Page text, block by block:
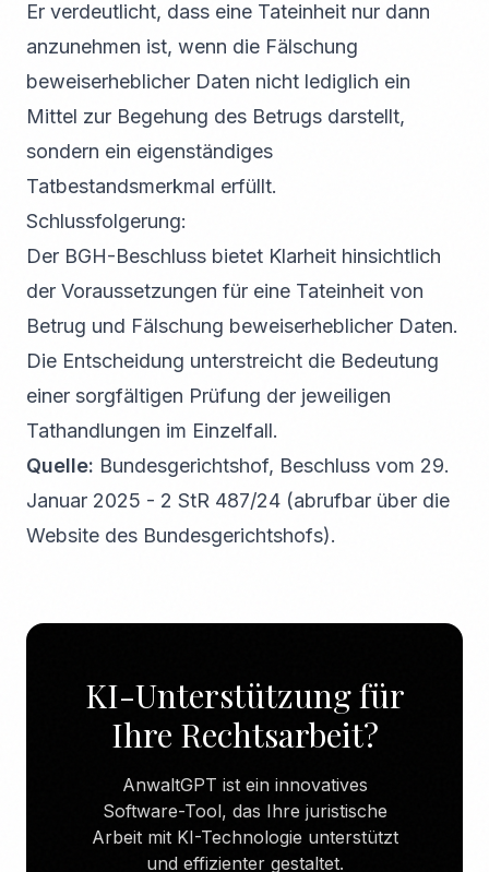
Er verdeutlicht, dass eine Tateinheit nur dann
anzunehmen ist, wenn die Fälschung
beweiserheblicher Daten nicht lediglich ein
Mittel zur Begehung des Betrugs darstellt,
sondern ein eigenständiges
Tatbestandsmerkmal erfüllt.
Schlussfolgerung:
Der BGH-Beschluss bietet Klarheit hinsichtlich
der Voraussetzungen für eine Tateinheit von
Betrug und Fälschung beweiserheblicher Daten.
Die Entscheidung unterstreicht die Bedeutung
einer sorgfältigen Prüfung der jeweiligen
Tathandlungen im Einzelfall.
Quelle: Bundesgerichtshof, Beschluss vom 29.
Januar 2025 - 2 StR 487/24 (abrufbar über die
Website des Bundesgerichtshofs).
KI-Unterstützung für
Ihre Rechtsarbeit?
AnwaltGPT ist ein innovatives
Software-Tool, das Ihre juristische
Arbeit mit KI-Technologie unterstützt
und effizienter gestaltet.